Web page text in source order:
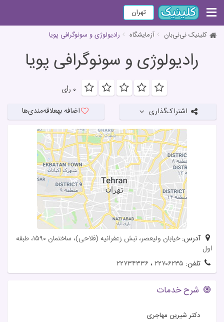
تهران
کلینیک نی‌نی‌بان آزمایشگاه رادیولوژی و سونوگرافی پویا
رادیولوژی و سونوگرافی پویا
۰ رأی
اشتراک‌گذاری اضافه بهعلاقه‌مندی‌ها
آدرس:
خیابان ولیعصر، نبش زعفرانیه (فلاحی)، ساختمان ۱۵۹۰، طبقه
اول
تلفن: ۲۲۷۰۶۲۳۵،۲۲۷۳۴۳۳۶
شرح خدمات
دکتر شیرین مهاجری